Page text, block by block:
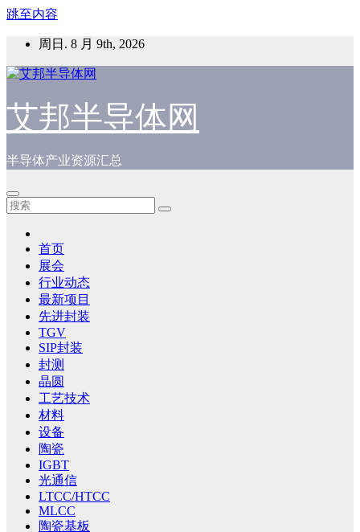
跳至内容
周日. 8 月 9th, 2026
艾邦半导体网
半导体产业资源汇总
首页
展会
行业动态
最新项目
先进封装
TGV
SIP封装
封测
晶圆
工艺技术
材料
设备
陶瓷
IGBT
光通信
LTCC/HTCC
MLCC
陶瓷基板